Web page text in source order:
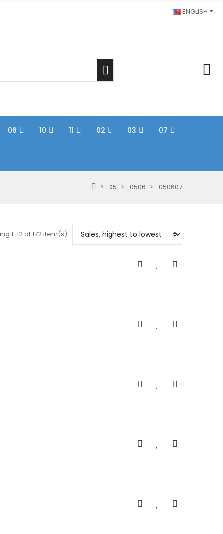
ENGLISH
06 10 11 02 03 07
05 0506 050607
1-12 of 172 item(s)